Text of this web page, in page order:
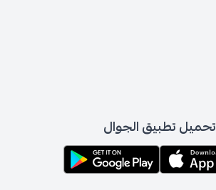
تحميل تطبيق الجوال